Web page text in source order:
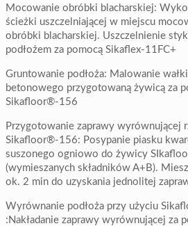
Mocowanie obróbki blacharskiej:
ścieżki uszczelniającej w miejscu
obróbki blacharskiej. Uszczelnienie
podłożem za pomocą Sikaflex-11FC+
Gruntowanie podłoża: Malowanie
betonowego przygotowaną żywicą za
Sikafloor®-156
Przygotowanie zaprawy wyrównującej
Sikafloor®-156: Posypanie piasku
suszonego ogniowo do żywicy
(wymieszanych składników A+B).
ok. 2 min do uzyskania jednolitej
Wyrównanie podłoża przy użyciu
:Nakładanie zaprawy wyrównującej za